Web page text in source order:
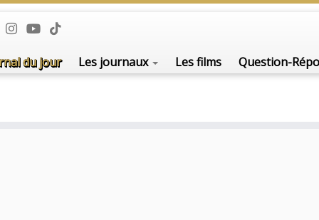
du jour Les journaux Les films Question-